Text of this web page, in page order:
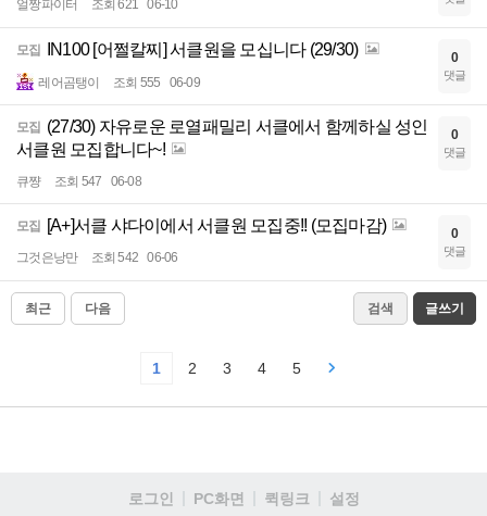
얼짱파이터 조회 621 06-10
모집 IN100 [어쩔칼찌] 서클원을 모십니다 (29/30)
레어곰탱이 조회 555 06-09
0
댓글
모집 (27/30) 자유로운 로열패밀리 서클에서 함께하실 성인
서클원 모집합니다~!
큐쨩 조회 547 06-08
0
댓글
모집 [A+]서클 샤다이에서 서클원 모집중!! (모집마감)
그것은낭만 조회 542 06-06
0
댓글
최근 다음 검색 글쓰기
1 2 3 4 5
로그인 PC화면 퀵링크
설정